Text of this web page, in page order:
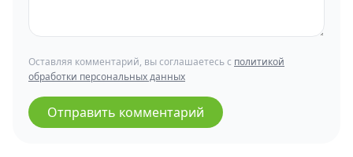
Оставляя комментарий, вы соглашаетесь с политикой
обработки персональных данных
Отправить комментарий